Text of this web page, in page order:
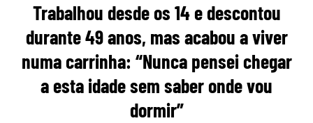
Trabalhou desde os 14 e descontou
durante 49 anos, mas acabou a viver
numa carrinha: “Nunca pensei chegar
a esta idade sem saber onde vou
dormir”